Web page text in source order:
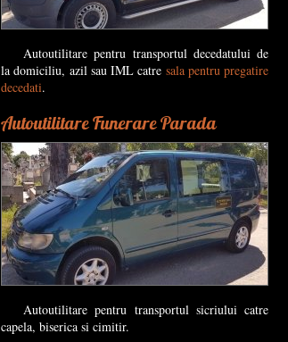
Autoutilitare pentru transportul decedatului de
la domiciliu, azil sau IML catre sala pentru pregatire
decedati.
Autoutilitare Funerare Parada
Autoutilitare pentru transportul sicriului catre
capela, biserica si cimitir.